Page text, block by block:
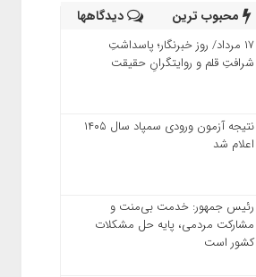
محبوب ترین دیدگاهها
۱۷ مرداد/ روز خبرنگار؛ پاسداشتِ
شرافتِ قلم و روایتگرانِ حقیقت
نتیجه آزمون ورودی سمپاد سال ۱۴۰۵
اعلام شد
رئیس جمهور: خدمت بی‌منت و
مشارکت مردمی، پایه حل مشکلات
کشور است